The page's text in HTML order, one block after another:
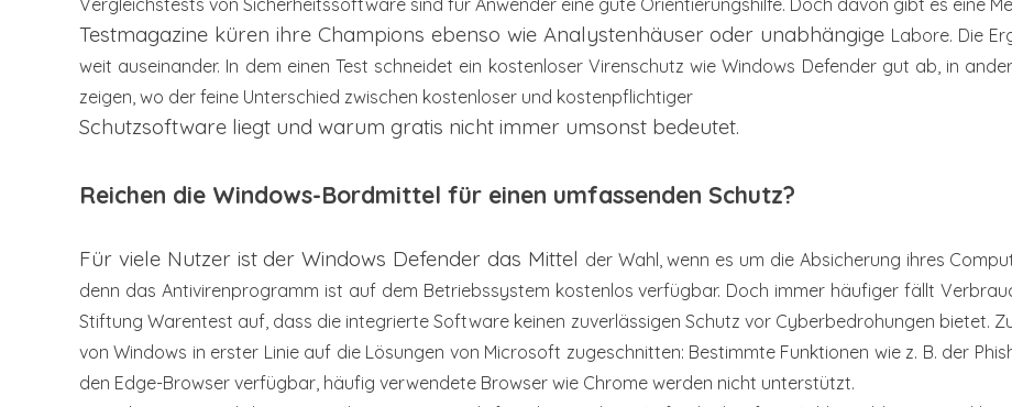
Vergleichstests von Sicherheitssoftware sind für Anwender eine gute Orientierungshilfe. Doch davon gibt es eine
Testmagazine küren ihre Champions ebenso wie Analystenhäuser oder unabhängige Labore. Die
weit auseinander. In dem einen Test schneidet ein kostenloser Virenschutz wie Windows Defender gut ab, in
zeigen, wo der feine Unterschied zwischen kostenloser und kostenpflichtiger
Schutzsoftware liegt und warum gratis nicht immer umsonst bedeutet.
Reichen die Windows-Bordmittel für einen umfassenden Schutz?
Für viele Nutzer ist der Windows Defender das Mittel der Wahl, wenn es um die Absicherung ihres
denn das Antivirenprogramm ist auf dem Betriebssystem kostenlos verfügbar. Doch immer häufiger fällt
Stiftung Warentest auf, dass die integrierte Software keinen zuverlässigen Schutz vor Cyberbedrohungen bietet.
von Windows in erster Linie auf die Lösungen von Microsoft zugeschnitten: Bestimmte Funktionen wie z. B. der
den Edge-Browser verfügbar, häufig verwendete Browser wie Chrome werden nicht unterstützt.